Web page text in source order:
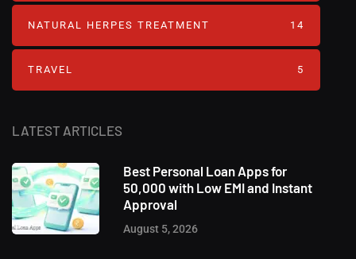
LATEST ARTICLES
Best Personal Loan Apps for
50,000 with Low EMI and Instant
Approval
August 5, 2026
NATURAL HERPES TREATMENT‎ 14
TRAVEL 5